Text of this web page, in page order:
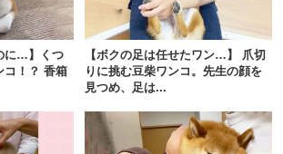
に…】くつ
コ！？ 香箱
【ボクの足は任せたワン…】 爪切
りに挑む豆柴ワンコ。先生の顔を
見つめ、足は...
アプリをダウンロード済みの方
アプリで開く